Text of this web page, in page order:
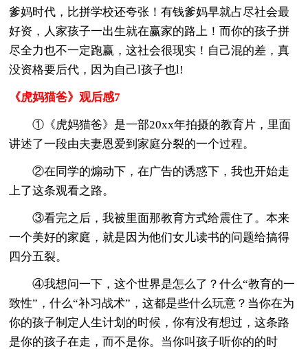
爹妈时代，比拼学校还夸张！有钱爹妈早就占尽社会最
好资，人家孩子一出生就在赢家的路上！而你的孩子拼
尽全力也不一定跑赢，这社会很现实！自己混的差，真
没资格要后代，因为自己l孩子也l!
《虎妈猫爸》观后感7
①《虎妈猫爸》是一部20xx年拍摄的教育片，里面
讲述了一段由夫妻恩爱到家庭分裂的一个过程。
②在同学的煽动下，在广告的诱惑下，我也开始走
上了这条观看之路。
③看完之后，我被里面那教育方式给震住了。本来
一个美好的家庭，就是因为他们女儿读书的问题给搞得
四分五裂。
④我想问一下，这个世界是怎么了？什么“教育的一
致性”，什么“补习战术”，这都是些什么玩意？当你在为
你的孩子制定人生计划的时候，你有没有想过，这条路
是你的孩子在走，而不是你。当你叫孩子听你的的时